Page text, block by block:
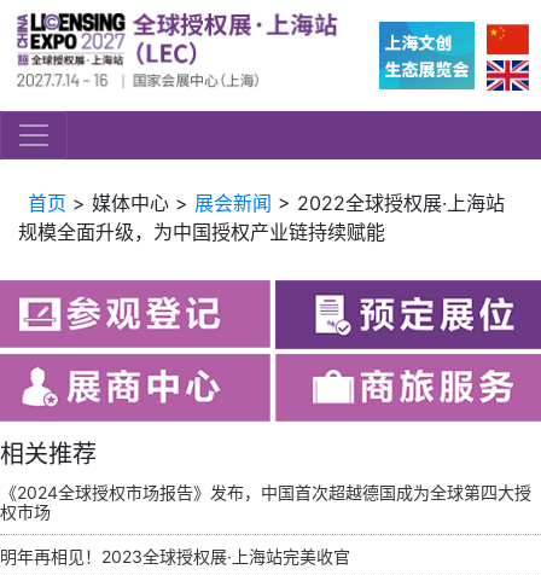
首页 > 媒体中心 > 展会新闻 > 2022全球授权展·上海站
规模全面升级，为中国授权产业链持续赋能
相关推荐
《2024全球授权市场报告》发布，中国首次超越德国成为全球第四大授
权市场
明年再相见！2023全球授权展·上海站完美收官